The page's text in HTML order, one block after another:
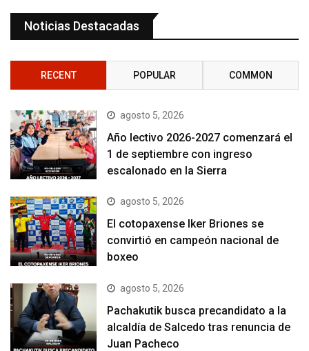
Noticias Destacadas
RECENT POPULAR COMMON
agosto 5, 2026
Año lectivo 2026-2027 comenzará el
1 de septiembre con ingreso
escalonado en la Sierra
agosto 5, 2026
El cotopaxense Iker Briones se
convirtió en campeón nacional de
boxeo
agosto 5, 2026
Pachakutik busca precandidato a la
alcaldía de Salcedo tras renuncia de
Juan Pacheco